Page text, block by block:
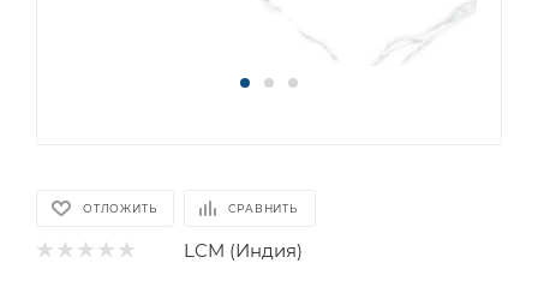
ОТЛОЖИТЬ СРАВНИТЬ
LCM (Индия)